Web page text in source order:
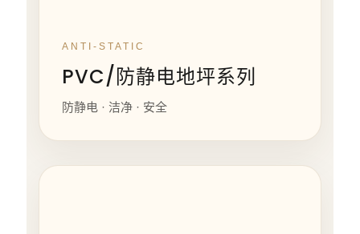
ANTI-STATIC
PVC/防静电地坪系列
防静电 · 洁净 · 安全